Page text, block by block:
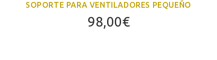
SOPORTE PARA VENTILADORES PEQUEÑO
98,00€